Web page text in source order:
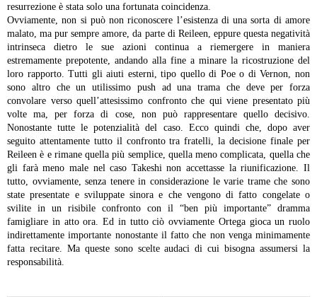
resurrezione è stata solo una fortunata coincidenza.
Ovviamente, non si può non riconoscere l’esistenza di una sorta di amore
malato, ma pur sempre amore, da parte di Reileen, eppure questa negatività
intrinseca dietro le sue azioni continua a riemergere in maniera
estremamente prepotente, andando alla fine a minare la ricostruzione del
loro rapporto. Tutti gli aiuti esterni, tipo quello di Poe o di Vernon, non
sono altro che un utilissimo push ad una trama che deve per forza
convolare verso quell’attesissimo confronto che qui viene presentato più
volte ma, per forza di cose, non può rappresentare quello decisivo.
Nonostante tutte le potenzialità del caso.
Ecco quindi che, dopo aver
seguito attentamente tutto il confronto tra fratelli, la decisione finale per
Reileen è e rimane quella più semplice, quella meno complicata, quella che
gli farà meno male nel caso Takeshi non accettasse la riunificazione. Il
tutto, ovviamente, senza tenere in considerazione le varie trame che sono
state presentate e sviluppate sinora e che vengono di fatto congelate o
svilite in un risibile confronto con il “ben più importante” dramma
famigliare in atto ora. Ed in tutto ciò ovviamente Ortega gioca un ruolo
indirettamente importante nonostante il fatto che non venga minimamente
fatta recitare. Ma queste sono scelte audaci di cui bisogna assumersi la
responsabilità.